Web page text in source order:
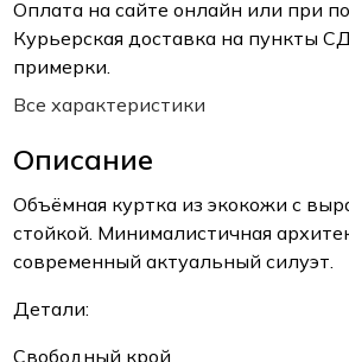
Оплата на сайте онлайн или при
Курьерская доставка на пункты
примерки.
Все характеристики
Описание
Объёмная куртка из экокожи с
стойкой. Минималистичная
современный актуальный силуэт.
Детали:
Свободный крой